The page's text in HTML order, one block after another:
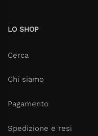
LO SHOP
Cerca
Chi siamo
Pagamento
Spedizione e resi